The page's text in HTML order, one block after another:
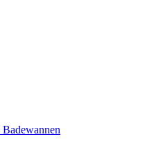
Badewannen